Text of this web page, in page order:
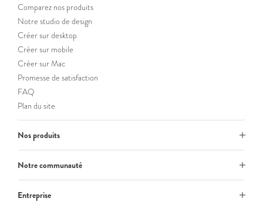
Comparez nos produits
Notre studio de design
Créer sur desktop
Créer sur mobile
Créer sur Mac
Promesse de satisfaction
FAQ
Plan du site
Nos produits
Notre communauté
Entreprise